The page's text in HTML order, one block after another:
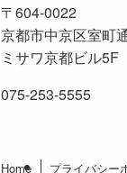
〒604-0022
京都市中京区室町
ミサワ京都ビル5F
075-253-5555
Home プライバシー